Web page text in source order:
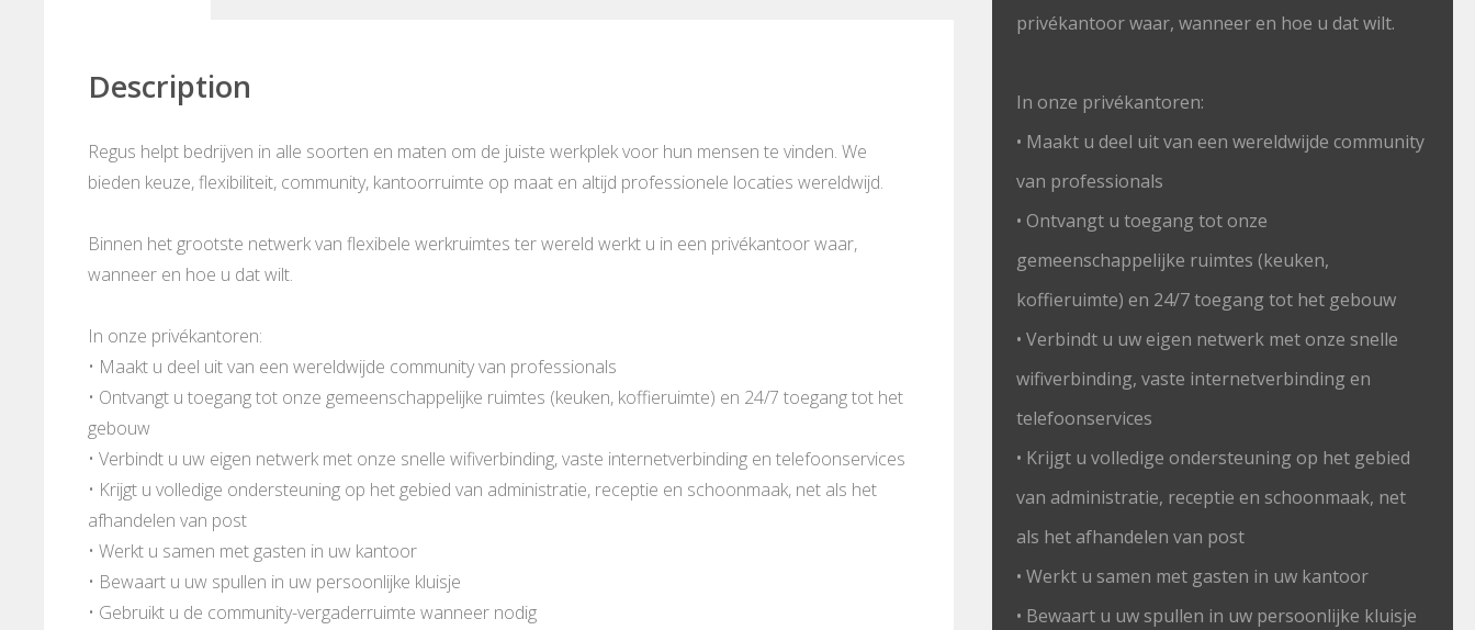
Description
Regus helpt bedrijven in alle soorten en maten om de juiste werkplek voor hun mensen te vinden. We
bieden keuze, flexibiliteit, community, kantoorruimte op maat en altijd professionele locaties wereldwijd.
Binnen het grootste netwerk van flexibele werkruimtes ter wereld werkt u in een privékantoor waar,
wanneer en hoe u dat wilt.
In onze privékantoren:
• Maakt u deel uit van een wereldwijde community van professionals
• Ontvangt u toegang tot onze gemeenschappelijke ruimtes (keuken, koffieruimte) en 24/7 toegang tot het
gebouw
• Verbindt u uw eigen netwerk met onze snelle wifiverbinding, vaste internetverbinding en telefoonservices
• Krijgt u volledige ondersteuning op het gebied van administratie, receptie en schoonmaak, net als het
afhandelen van post
• Werkt u samen met gasten in uw kantoor
• Bewaart u uw spullen in uw persoonlijke kluisje
• Gebruikt u de community-vergaderruimte wanneer nodig
privékantoor waar, wanneer en hoe u dat wilt.
In onze privékantoren:
• Maakt u deel uit van een wereldwijde community
van professionals
• Ontvangt u toegang tot onze
gemeenschappelijke ruimtes (keuken,
koffieruimte) en 24/7 toegang tot het gebouw
• Verbindt u uw eigen netwerk met onze snelle
wifiverbinding, vaste internetverbinding en
telefoonservices
• Krijgt u volledige ondersteuning op het gebied
van administratie, receptie en schoonmaak, net
als het afhandelen van post
• Werkt u samen met gasten in uw kantoor
• Bewaart u uw spullen in uw persoonlijke kluisje